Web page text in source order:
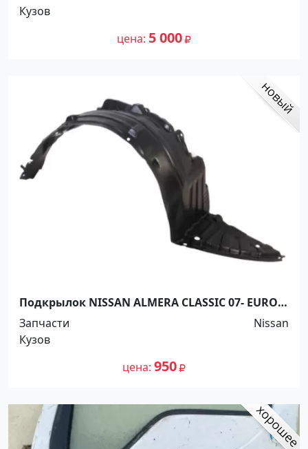
Кузов
цена 5 000
Подкрылок NISSAN ALMERA CLASSIC 07- EURO
Краснодар
Запчасти
Nissan
Кузов
цена 950